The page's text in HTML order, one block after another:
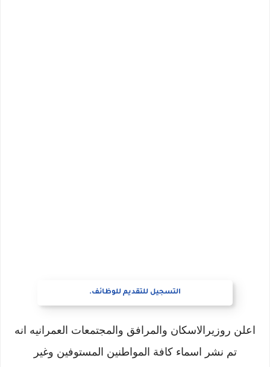
التسجيل للتقديم للوظائف.
اعلن روزيرالاسكان والمرافق والمجتمعات العمرانيه انه
تم نشر اسماء كافة المواطنين المستوفين وغير